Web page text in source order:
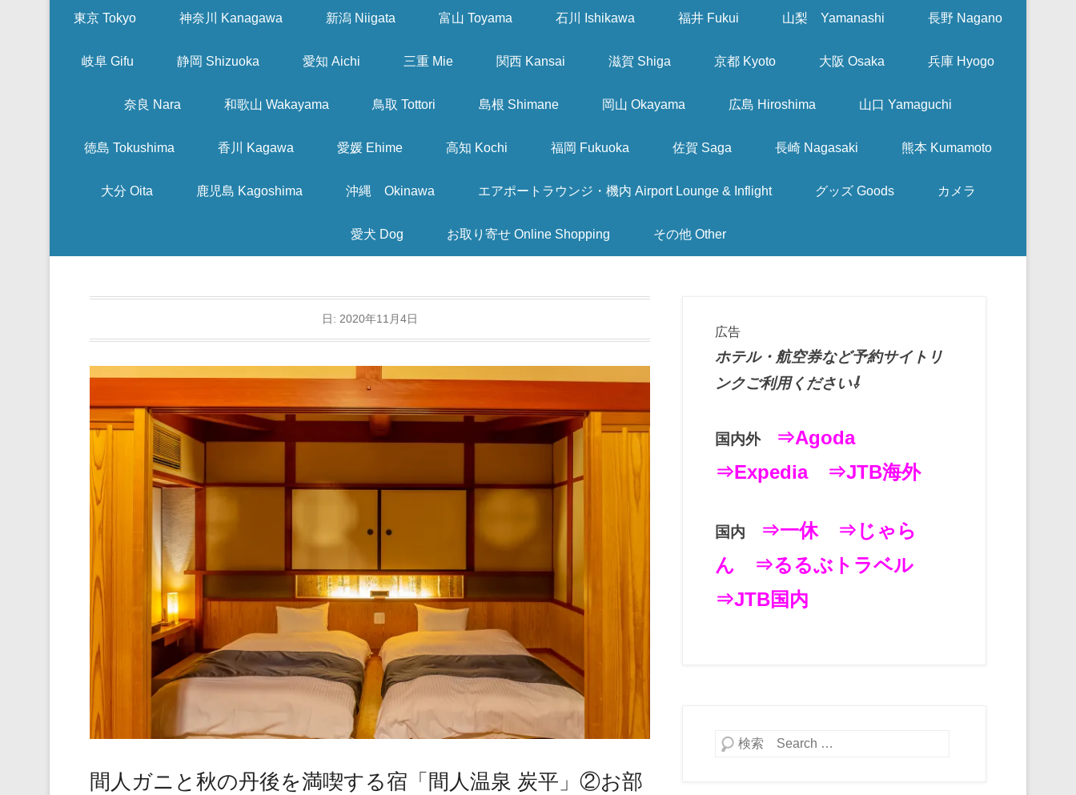
東京 Tokyo 神奈川 Kanagawa 新潟 Niigata 富山 Toyama 石川 Ishikawa 福井 Fukui 山梨 Yamanashi 長野 Nagano
岐阜 Gifu 静岡 Shizuoka 愛知 Aichi 三重 Mie 関西 Kansai 滋賀 Shiga 京都 Kyoto 大阪 Osaka 兵庫 Hyogo
奈良 Nara 和歌山 Wakayama 鳥取 Tottori 島根 Shimane 岡山 Okayama 広島 Hiroshima 山口 Yamaguchi
徳島 Tokushima 香川 Kagawa 愛媛 Ehime 高知 Kochi 福岡 Fukuoka 佐賀 Saga 長崎 Nagasaki 熊本 Kumamoto
大分 Oita 鹿児島 Kagoshima 沖縄 Okinawa エアポートラウンジ・機内 Airport Lounge & Inflight グッズ Goods カメラ
愛犬 Dog お取り寄せ Online Shopping その他 Other
日: 2020年11月4日
間人ガニと秋の丹後を満喫する宿「間人温泉 炭平」②お部
広告
ホテル・航空券など予約サイトリ
ンクご利用ください⇩
国内外
⇒Agoda
⇒Expedia
⇒JTB海外
国内 ⇒一休
⇒じゃら
ん
⇒るるぶトラベル
⇒JTB国内
検索